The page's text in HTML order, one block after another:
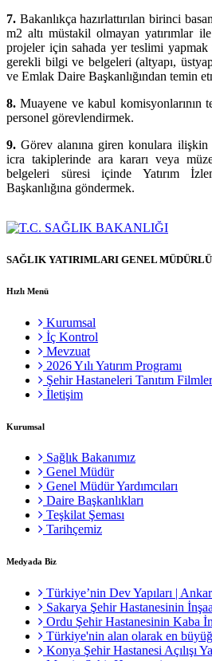
7. Bakanlıkça hazırlattırılan birinci
m2 altı müstakil olmayan yatırımlar
projeler için sahada yer teslimi
gerekli bilgi ve belgeleri (altyapı,
ve Emlak Daire Başkanlığından temin
8. Muayene ve kabul komisyonlarının
personel görevlendirmek.
9. Görev alanına giren konulara ilişkin
icra takiplerinde ara kararı veya
belgeleri süresi içinde Yatırım
Başkanlığına göndermek.
SAĞLIK YATIRIMLARI GENEL
Hızlı Menü
Kurumsal
İç Kontrol
Mevzuat
2026 Yılı Yatırım Programı
Şehir Hastaneleri Tanıtım
İletişim
Kurumsal
Sağlık Bakanımız
Genel Müdür
Genel Müdür Yardımcıları
Daire Başkanlıkları
Teşkilat Şeması
Tarihçemiz
Medyada Biz
Türkiye’nin Dev Yapıları |
Sakarya Şehir Hastanesinin
Ordu Şehir Hastanesinin Kaba
Türkiye'nin alan olarak en
Konya Şehir Hastanesi Açılışı